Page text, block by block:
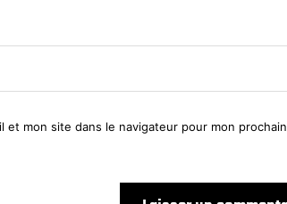
et mon site dans le navigateur pour mon prochain